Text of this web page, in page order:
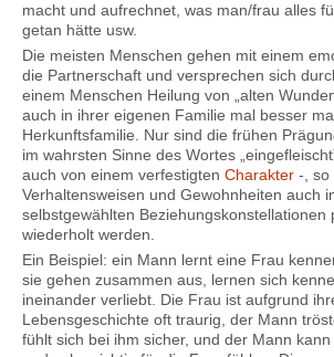
macht und aufrechnet, was man/frau alles
getan hätte usw.
Die meisten Menschen gehen mit einem
die Partnerschaft und versprechen sich
einem Menschen Heilung von „alten
auch in ihrer eigenen Familie mal besser
Herkunftsfamilie. Nur sind die frühen
im wahrsten Sinne des Wortes
auch von einem verfestigten Charakter -, so
Verhaltensweisen und Gewohnheiten auch
selbstgewählten Beziehungskonstellationen
wiederholt werden.
Ein Beispiel: ein Mann lernt eine Frau
sie gehen zusammen aus, lernen sich
ineinander verliebt. Die Frau ist aufgrund
Lebensgeschichte oft traurig, der Mann
fühlt sich bei ihm sicher, und der Mann